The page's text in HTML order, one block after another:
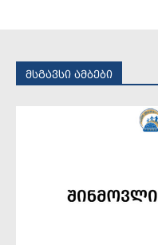
მსგავსი ამბები